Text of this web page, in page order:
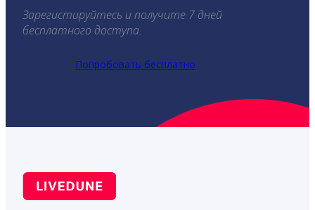
Зарегистируйтесь и получите 7 дней
бесплатного доступа.
Попробовать бесплатно